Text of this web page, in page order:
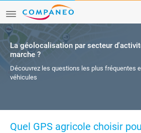
La géolocalisation par secteur
marche ?
Découvrez les questions les plus fréquentes
véhicules
Quel GPS agricole choisir